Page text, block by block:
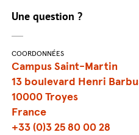
Une question ?
COORDONNÉES
Campus Saint-Martin
13 boulevard Henri
10000 Troyes
France
+33 (0)3 25 80 00 28